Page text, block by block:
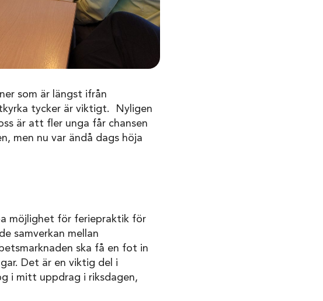
som är längst ifrån
tycker är viktigt. Nyligen
är att fler unga får chansen
men nu var ändå dags höja
möjlighet för feriepraktik för
samverkan mellan
ska få en fot in
Det är en viktig del i
i mitt uppdrag i riksdagen,